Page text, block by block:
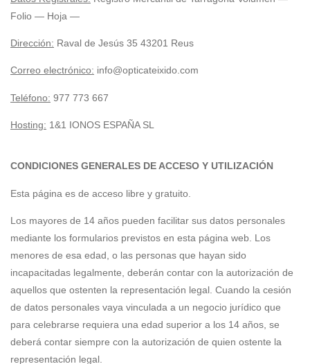
Folio — Hoja —
Dirección: Raval de Jesús 35 43201 Reus
Correo electrónico: info@opticateixido.com
Teléfono: 977 773 667
Hosting: 1&1 IONOS ESPAÑA SL
CONDICIONES GENERALES DE ACCESO Y UTILIZACIÓN
Esta página es de acceso libre y gratuito.
Los mayores de 14 años pueden facilitar sus datos personales
mediante los formularios previstos en esta página web. Los
menores de esa edad, o las personas que hayan sido
incapacitadas legalmente, deberán contar con la autorización de
aquellos que ostenten la representación legal. Cuando la cesión
de datos personales vaya vinculada a un negocio jurídico que
para celebrarse requiera una edad superior a los 14 años, se
deberá contar siempre con la autorización de quien ostente la
representación legal.